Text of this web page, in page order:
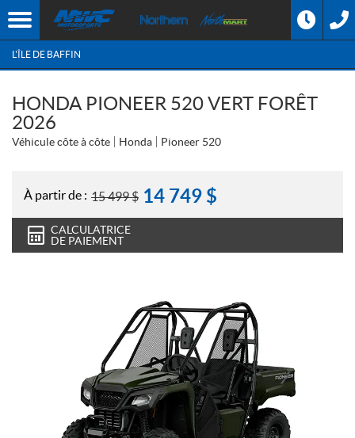
L'ÎLE DE BAFFIN
HONDA PIONEER 520 VERT FORÊT
2026
Véhicule côte à côte Honda Pioneer 520
À partir de : 15 499$ 14 749 $
CALCULATRICE
DE PAIEMENT